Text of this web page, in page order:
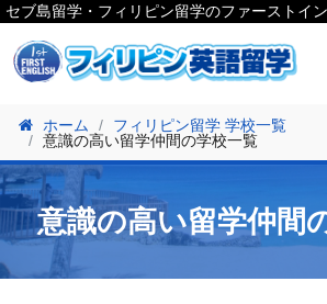
セブ島留学・フィリピン留学のファーストイ
ホーム
フィリピン留学 学校一覧
意識の高い留学仲間の学校一覧
意識の高い留学仲間